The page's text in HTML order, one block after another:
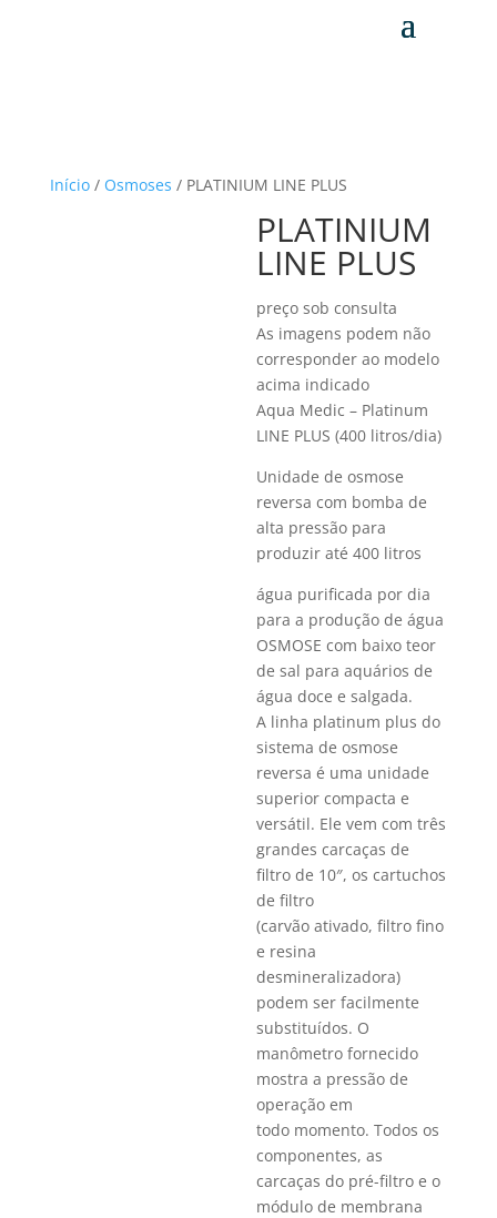
Início/ Osmoses / PLATINIUM LINE PLUS
PLATINIUM
LINE PLUS
preço sob consulta
As imagens podem não
corresponder ao modelo
acima indicado
Aqua Medic – Platinum
LINE PLUS (400 litros/dia)
Unidade de osmose
reversa com bomba de
alta pressão para
produzir até 400 litros
água purificada por dia
para a produção de água
OSMOSE com baixo teor
de sal para aquários de
água doce e salgada.
A linha platinum plus do
sistema de osmose
reversa é uma unidade
superior compacta e
versátil. Ele vem com três
grandes carcaças de
filtro de 10″, os cartuchos
de filtro
(carvão ativado, filtro fino
e resina
desmineralizadora)
podem ser facilmente
substituídos. O
manômetro fornecido
mostra a pressão de
operação em
todo momento. Todos os
componentes, as
carcaças do pré-filtro e o
módulo de membrana